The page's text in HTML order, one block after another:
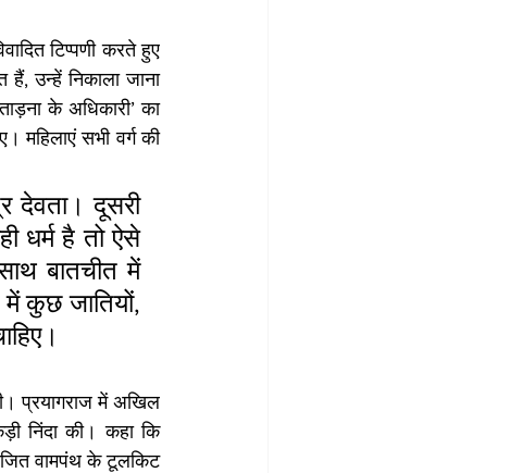
टिप्पणी करते हुए
उन्हें निकाला जाना
के अधिकारी’ का
महिलाएं सभी वर्ग की
देवता। दूसरी
धर्म है तो ऐसे
बातचीत में
में कुछ जातियों,
प्रयागराज में अखिल
निंदा की। कहा कि
वामपंथ के टूलकिट